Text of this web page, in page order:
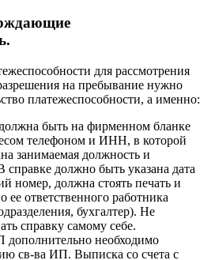
для рассмотрения
на пребывание нужно
платежеспособности, а именно:
быть на фирменном бланке
телефоном и ИНН, в которой
занимаемая должность и
справке должно быть указана дата
номер, должна стоять печать и
ее ответственного работника
бухгалтер). Не
справку самому себе.
необходимо
св-ва ИП. Выписка со счета с